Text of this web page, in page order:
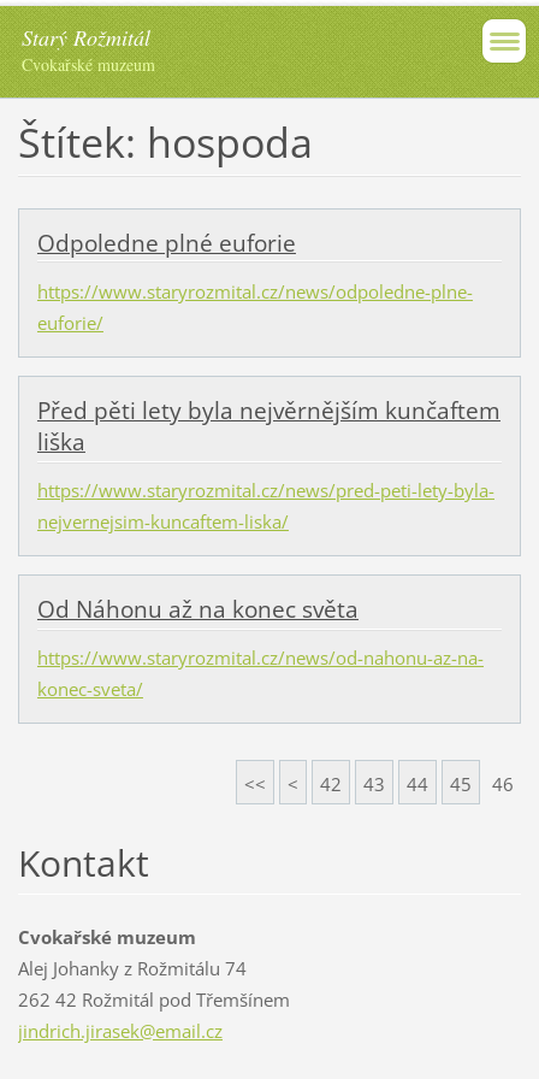
Starý Rožmitál
Cvokařské muzeum
Štítek: hospoda
Odpoledne plné euforie
https://www.staryrozmital.cz/news/odpoledne-plne-
euforie/
Před pěti lety byla nejvěrnějším kunčaftem
liška
https://www.staryrozmital.cz/news/pred-peti-lety-byla-
nejvernejsim-kuncaftem-liska/
Od Náhonu až na konec světa
https://www.staryrozmital.cz/news/od-nahonu-az-na-
konec-sveta/
<< < 42 43 44 45 46
Kontakt
Cvokařské muzeum
Alej Johanky z Rožmitálu 74
262 42 Rožmitál pod Třemšínem
jindrich.jirasek@email.cz